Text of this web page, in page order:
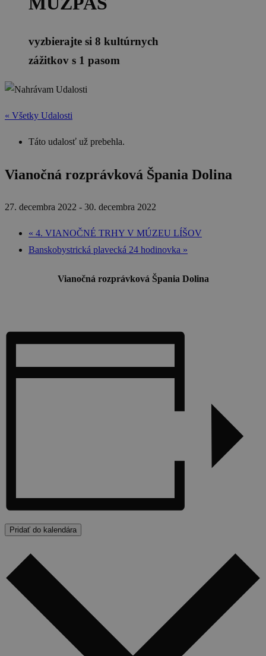
vyzbierajte si 8 kultúrnych
zážitkov s 1 pasom
« Všetky Udalosti
Táto udalosť už prebehla.
Vianočná rozprávková Špania Dolina
27. decembra 2022 - 30. decembra 2022
« 4. VIANOČNÉ TRHY V MÚZEU LÍŠOV
Banskobystrická plavecká 24 hodinovka »
Vianočná rozprávková Špania Dolina
Pridať do kalendára